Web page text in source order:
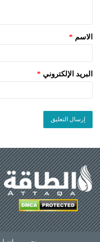
الاسم *
البريد الإلكتروني *